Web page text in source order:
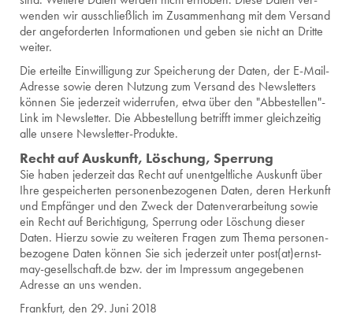
wen­den wir aus­schließ­lich im Zu­sam­men­hang mit dem Ver­sand
der an­ge­for­der­ten In­for­ma­tio­nen und geben sie nicht an Drit­te
wei­ter.
Die er­teil­te Ein­wil­li­gung zur Spei­che­rung der Daten, der E-Mail-
Adres­se sowie deren Nut­zung zum Ver­sand des News­let­ters
kön­nen Sie je­der­zeit wi­der­ru­fen, etwa über den "Ab­be­stel­len"-
Link im News­let­ter. Die Ab­be­stel­lung be­trifft immer gleich­zei­tig
alle un­se­re News­let­ter-Pro­duk­te.
Recht auf Aus­kunft, Lö­schung, Sper­rung
Sie haben je­der­zeit das Recht auf un­ent­gelt­li­che Aus­kunft über
Ihre ge­spei­cher­ten per­so­nen­be­zo­ge­nen Daten, deren Her­kunft
und Emp­fän­ger und den Zweck der Da­ten­ver­ar­bei­tung sowie
ein Recht auf Be­rich­ti­gung, Sper­rung oder Lö­schung die­ser
Daten. Hier­zu sowie zu wei­te­ren Fra­gen zum Thema per­so­nen­
be­zo­ge­ne Daten kön­nen Sie sich je­der­zeit unter post(at)ernst-​
may-​ges​ells​chaf​t.​de bzw. der im Im­pres­sum an­ge­ge­be­nen
Adres­se an uns wen­den.
Frank­furt, den 29. Juni 2018